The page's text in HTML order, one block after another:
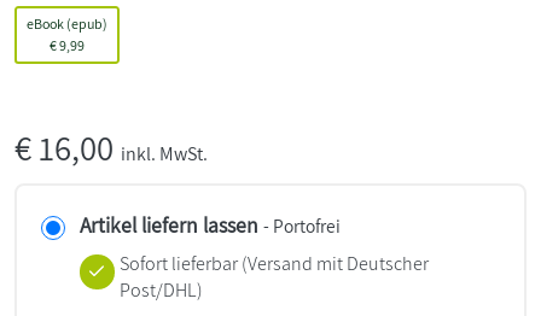
eBook (epub)
€9,99
€16,00 inkl. MwSt.
Artikel liefern lassen - Portofrei
Sofort lieferbar(Versand mit Deutscher
Post/DHL)